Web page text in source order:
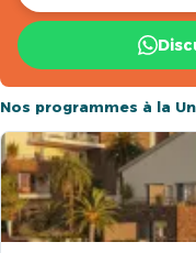
Nos programmes à la